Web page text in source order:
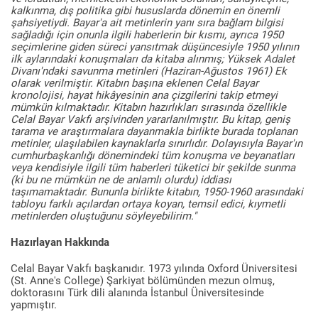
kalkınma, dış politika gibi hususlarda dönemin en önemli
şahsiyetiydi. Bayar'a ait metinlerin yanı sıra bağlam bilgisi
sağladığı için onunla ilgili haberlerin bir kısmı, ayrıca 1950
seçimlerine giden süreci yansıtmak düşüncesiyle 1950 yılının
ilk aylarındaki konuşmaları da kitaba alınmış; Yüksek Adalet
Divanı'ndaki savunma metinleri (Haziran-Ağustos 1961) Ek
olarak verilmiştir. Kitabın başına eklenen Celal Bayar
kronolojisi, hayat hikâyesinin ana çizgilerini takip etmeyi
mümkün kılmaktadır. Kitabın hazırlıkları sırasında özellikle
Celal Bayar Vakfı arşivinden yararlanılmıştır. Bu kitap, geniş
tarama ve araştırmalara dayanmakla birlikte burada toplanan
metinler, ulaşılabilen kaynaklarla sınırlıdır. Dolayısıyla Bayar'ın
cumhurbaşkanlığı dönemindeki tüm konuşma ve beyanatları
veya kendisiyle ilgili tüm haberleri tüketici bir şekilde sunma
(ki bu ne mümkün ne de anlamlı olurdu) iddiası
taşımamaktadır. Bununla birlikte kitabın, 1950-1960 arasındaki
tabloyu farklı açılardan ortaya koyan, temsil edici, kıymetli
metinlerden oluştuğunu söyleyebilirim."
Hazırlayan Hakkında
Celal Bayar Vakfı başkanıdır. 1973 yılında Oxford Üniversitesi
(St. Anne's College) Şarkiyat bölümünden mezun olmuş,
doktorasını Türk dili alanında İstanbul Üniversitesinde
yapmıştır.